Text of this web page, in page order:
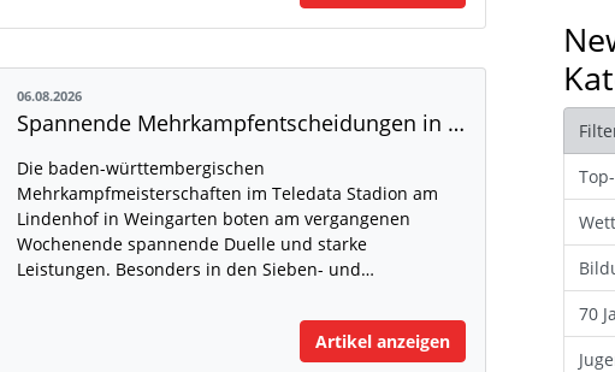
06.08.2026
Spannende Mehrkampfentscheidungen in Weingarten
Die baden-württembergischen
Mehrkampfmeisterschaften im Teledata Stadion am
Lindenhof in Weingarten boten am vergangenen
Wochenende spannende Duelle und starke
Leistungen. Besonders in den Sieben- und…
Artikel anzeigen
70